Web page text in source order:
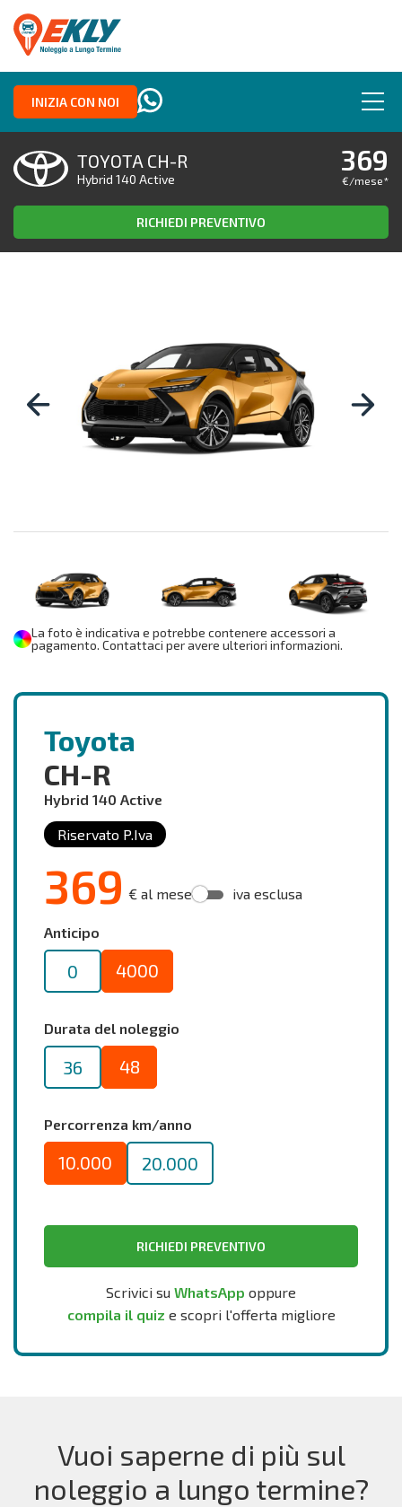
INIZIA CON NOI
TOYOTA CH-R
Hybrid 140 Active
369
€/mese*
RICHIEDI PREVENTIVO
La foto è indicativa e potrebbe contenere accessori a
pagamento. Contattaci per avere ulteriori informazioni.
Toyota
CH-R
Hybrid 140 Active
Riservato P.Iva
369 € al mese iva esclusa
Anticipo
0 4000
Durata del noleggio
36 48
Percorrenza km/anno
10.000 20.000
RICHIEDI PREVENTIVO
Scrivici su WhatsApp oppure
compila il quiz e scopri l'offerta migliore
Vuoi saperne di più sul
noleggio a lungo termine?